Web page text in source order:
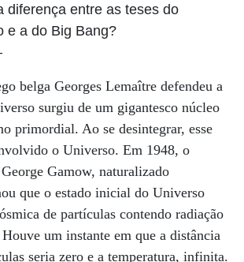
diferença entre as teses do
e a do Big Bang?
belga Georges Lemaître defendeu a
surgiu de um gigantesco núcleo
primordial. Ao se desintegrar, esse
o Universo. Em 1948, o
Gamow, naturalizado
que o estado inicial do Universo
de partículas contendo radiação
um instante em que a distância
seria zero e a temperatura, infinita.